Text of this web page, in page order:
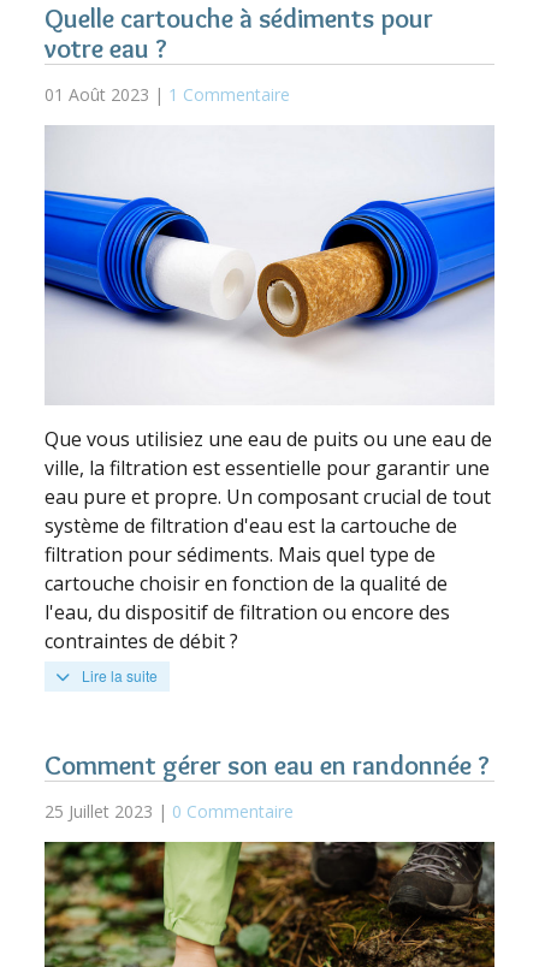
Quelle cartouche à sédiments pour
votre eau ?
01 Août 2023 | 1 Commentaire
Que vous utilisiez une eau de puits ou une eau de
ville, la filtration est essentielle pour garantir une
eau pure et propre. Un composant crucial de tout
système de filtration d'eau est la cartouche de
filtration pour sédiments. Mais quel type de
cartouche choisir en fonction de la qualité de
l'eau, du dispositif de filtration ou encore des
contraintes de débit ?
Lire la suite
Comment gérer son eau en randonnée ?
25 Juillet 2023 | 0 Commentaire